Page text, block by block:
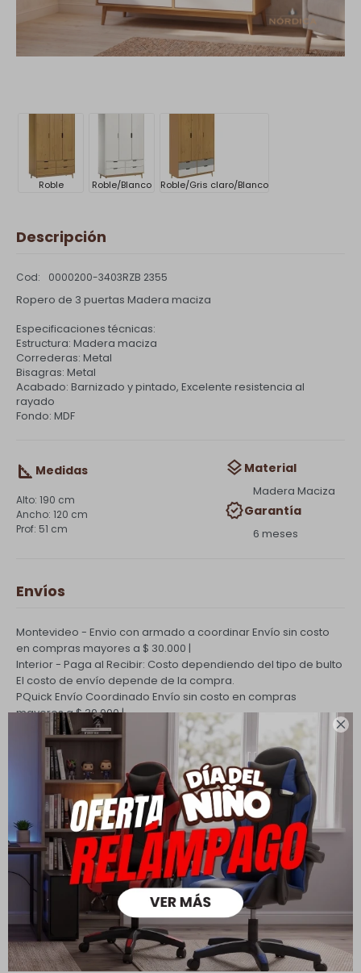

Roble Roble/Blanco Roble/Gris claro/Blanco
Descripción
0000200-3403RZB 2355
Ropero de 3 puertas Madera maciza
Especificaciones técnicas:
Estructura: Madera maciza
Correderas: Metal
Bisagras: Metal
Acabado: Barnizado y pintado, Excelente resistencia al
rayado
Fondo: MDF
Medidas
190 cm
120 cm
51 cm
Material
Madera Maciza
Garantía
6 meses
Envíos
Montevideo - Envio con armado a coordinarEnvío sin costo
en compras mayores a $ 30.000 |
Interior - Paga al Recibir: Costo dependiendo del tipo de bulto
El costo de envío depende de la compra.
PQuick Envío Coordinado Envío sin costo en compras
mayores a $ 30.000 |
Cambios y Devoluciones
Todas las compras realizadas tienen un plazo de 5 días para
su cambio.
Ver mas
Medios de pago